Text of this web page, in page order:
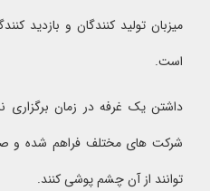
میزبان تولید کنندگان و بازدید
است.
داشتن یک غرفه در زمان برگزاری
شرکت های مختلف فراهم شده و
توانند از آن چشم پوشی کنند.